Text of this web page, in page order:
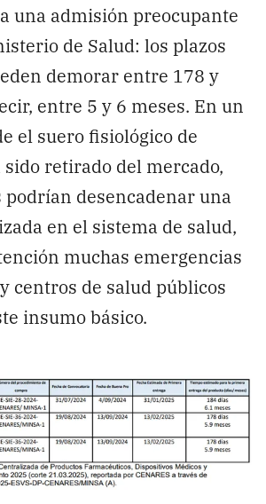
una admisión preocupante
de Salud: los plazos
demorar entre 178 y
entre 5 y 6 meses. En un
el suero fisiológico de
retirado del mercado,
podrían desencadenar una
en el sistema de salud,
muchas emergencias
centros de salud públicos
insumo básico.